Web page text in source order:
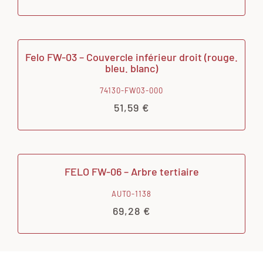
Felo FW-03 – Couvercle inférieur droit (rouge.
bleu. blanc)
74130-FW03-000
51,59 €
FELO FW-06 – Arbre tertiaire
AUTO-1138
69,28 €